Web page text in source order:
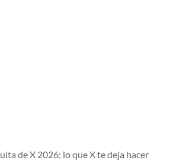
de X 2026: lo que X te deja hacer